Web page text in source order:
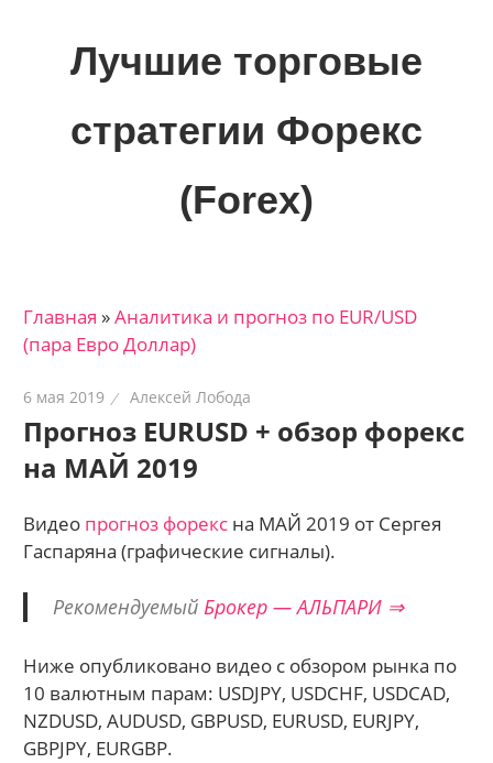
Лучшие торговые
стратегии Форекс
(Forex)
трейдеров
на
рынках:
стратегии,
сигналы,
Главная »Аналитика и прогноз по EUR/USD
(пара Евро Доллар)
6 мая 2019 Алексей Лобода
Прогноз EURUSD + обзор форекс
на МАЙ 2019
Видео прогноз форекс на МАЙ 2019 от Сергея
Гаспаряна (графические сигналы).
Рекомендуемый Брокер — АЛЬПАРИ ⇒
Ниже опубликовано видео с обзором рынка по
10 валютным парам: USDJPY, USDCHF, USDCAD,
NZDUSD, AUDUSD, GBPUSD, EURUSD, EURJPY,
GBPJPY, EURGBP.